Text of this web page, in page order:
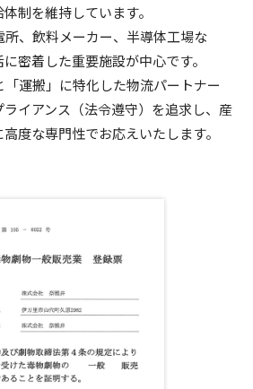
制を維持しています。
所、飲料メーカー、半導体工場な
密着した重要施設が中心です。
運搬」に特化した物流パートナー
ライアンス（法令遵守）を追求し、産
度な専門性でお応えいたします。